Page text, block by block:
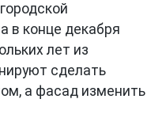
в конце декабря
лет из
сделать
а фасад изменить